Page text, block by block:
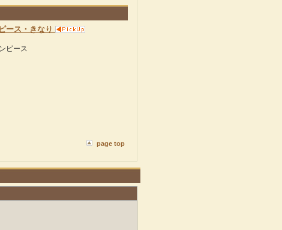
ース・きなり
ピース
page top